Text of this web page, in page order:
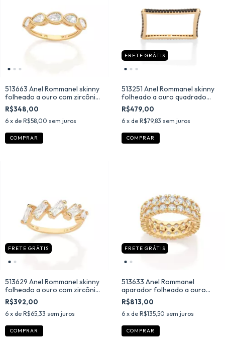
513663 Anel Rommanel skinny
folheado a ouro com zircônias
gota
R$348,00
6 x de R$58,00 sem juros
COMPRAR
FRETE GRÁTIS
513251 Anel Rommanel skinny
folheado a ouro quadrado
com zircônias e rhodium negro
R$479,00
6 x de R$79,83 sem juros
COMPRAR
FRETE GRÁTIS
513629 Anel Rommanel skinny
folheado a ouro com zircônias
baguetes brancas
R$392,00
6 x de R$65,33 sem juros
COMPRAR
FRETE GRÁTIS
513633 Anel Rommanel
aparador folheado a ouro
luxo com zircônias
R$813,00
6 x de R$135,50 sem juros
COMPRAR